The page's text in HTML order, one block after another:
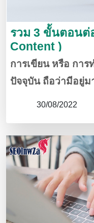
รวม 3 ขั้นตอนต่
Content )
การเขียน หรือ กา
ปัจจุบัน ถือว่ามีอยู่ม
อาชีพหรือคนเขียน
คนสนใจ หรือ ให้ค
ใช้เรื่องง่ายแต่วันนี้
การทำ คอนเทนต์ (
30/08/2022